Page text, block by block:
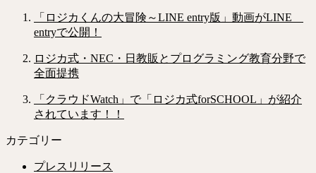
「ロジカくんの大冒険～LINE entry版」動画がLINE
entryで公開！
ロジカ式・NEC・日教販とプログラミング教育分野で
全面提携
「クラウドWatch」で「ロジカ式forSCHOOL」が紹介
されています！！
カテゴリー
プレスリリース